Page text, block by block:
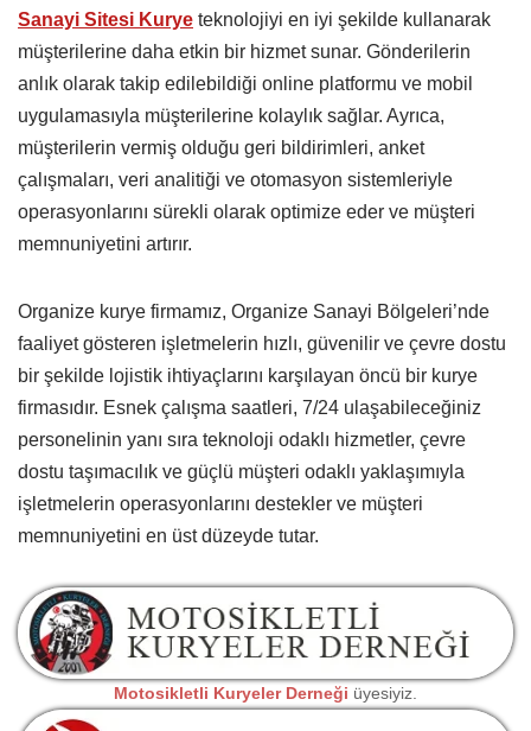
Sanayi Sitesi Kurye teknolojiyi en iyi şekilde kullanarak
müşterilerine daha etkin bir hizmet sunar. Gönderilerin
anlık olarak takip edilebildiği online platformu ve mobil
uygulamasıyla müşterilerine kolaylık sağlar. Ayrıca,
müşterilerin vermiş olduğu geri bildirimleri, anket
çalışmaları, veri analitiği ve otomasyon sistemleriyle
operasyonlarını sürekli olarak optimize eder ve müşteri
memnuniyetini artırır.
Organize kurye firmamız, Organize Sanayi Bölgeleri’nde
faaliyet gösteren işletmelerin hızlı, güvenilir ve çevre dostu
bir şekilde lojistik ihtiyaçlarını karşılayan öncü bir kurye
firmasıdır. Esnek çalışma saatleri, 7/24 ulaşabileceğiniz
personelinin yanı sıra teknoloji odaklı hizmetler, çevre
dostu taşımacılık ve güçlü müşteri odaklı yaklaşımıyla
işletmelerin operasyonlarını destekler ve müşteri
memnuniyetini en üst düzeyde tutar.
Motosikletli Kuryeler Derneği üyesiyiz.